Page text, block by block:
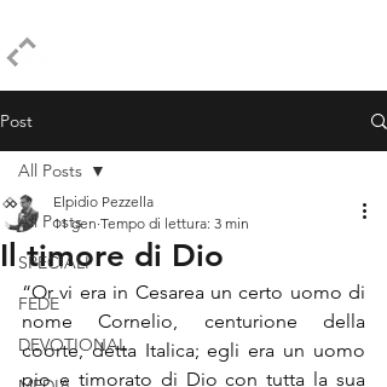
Post
All Posts
SPECIALI
FEDE
DEVOTIONAL
All Posts
Il timore di Dio
Elpidio Pezzella
11 gen Tempo di lettura: 3 min
“Or vi era in Cesarea un certo uomo di
nome Cornelio, centurione della
coorte, detta Italica; egli era un uomo
pio e timorato di Dio con tutta la sua